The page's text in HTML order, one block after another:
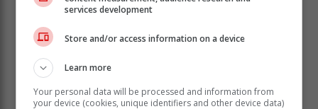
5. Hoërskool Emil Weder - 249 eenhede
6. HTS Drostdy - 246 eenhede
services development
Store and/or access information on a device
Learn more
Your personal data will be processed and information from
your device (cookies, unique identifiers and other device data)